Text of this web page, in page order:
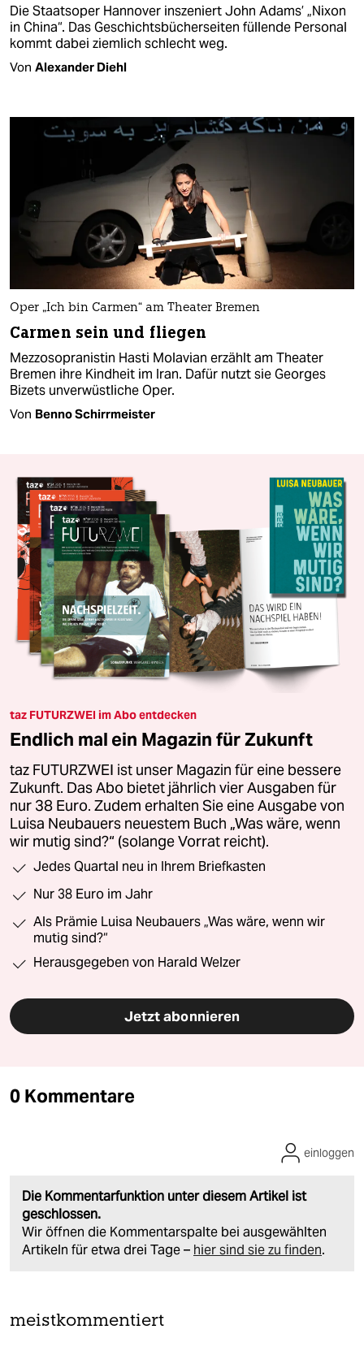
Die Staatsoper Hannover inszeniert John Adams’ „Nixon
in China“. Das Geschichtsbücherseiten füllende Personal
kommt dabei ziemlich schlecht weg.
Von Alexander Diehl
Oper „Ich bin Carmen“ am Theater Bremen
Carmen sein und fliegen
Mezzosopranistin Hasti Molavian erzählt am Theater
Bremen ihre Kindheit im Iran. Dafür nutzt sie Georges
Bizets unverwüstliche Oper.
Von Benno Schirrmeister
taz FUTURZWEI im Abo entdecken
Endlich mal ein Magazin für Zukunft
taz FUTURZWEI ist unser Magazin für eine bessere
Zukunft. Das Abo bietet jährlich vier Ausgaben für
nur 38 Euro. Zudem erhalten Sie eine Ausgabe von
Luisa Neubauers neuestem Buch „Was wäre, wenn
wir mutig sind?“ (solange Vorrat reicht).
Jedes Quartal neu in Ihrem Briefkasten
Nur 38 Euro im Jahr
Als Prämie Luisa Neubauers „Was wäre, wenn wir
mutig sind?“
Herausgegeben von Harald Welzer
Jetzt abonnieren
0 Kommentare
Die Kommentarfunktion unter diesem Artikel ist
geschlossen.
Wir öffnen die Kommentarspalte bei ausgewählten
Artikeln für etwa drei Tage – hier sind sie zu finden.
einloggen
meistkommentiert